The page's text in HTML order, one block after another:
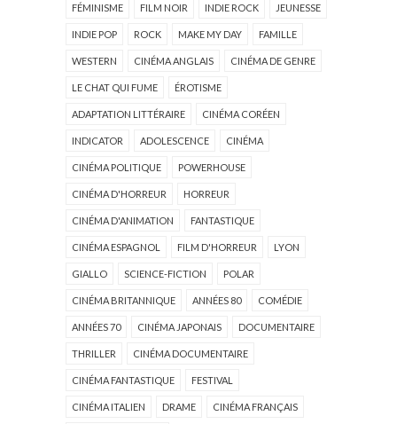
FÉMINISME FILM NOIR INDIE ROCK JEUNESSE
INDIE POP ROCK MAKE MY DAY FAMILLE
WESTERN CINÉMA ANGLAIS CINÉMA DE GENRE
LE CHAT QUI FUME ÉROTISME
ADAPTATION LITTÉRAIRE CINÉMA CORÉEN
INDICATOR ADOLESCENCE CINÉMA
CINÉMA POLITIQUE POWERHOUSE
CINÉMA D'HORREUR HORREUR
CINÉMA D'ANIMATION FANTASTIQUE
CINÉMA ESPAGNOL FILM D'HORREUR LYON
GIALLO SCIENCE-FICTION POLAR
CINÉMA BRITANNIQUE ANNÉES 80 COMÉDIE
ANNÉES 70 CINÉMA JAPONAIS DOCUMENTAIRE
THRILLER CINÉMA DOCUMENTAIRE
CINÉMA FANTASTIQUE FESTIVAL
CINÉMA ITALIEN DRAME CINÉMA FRANÇAIS